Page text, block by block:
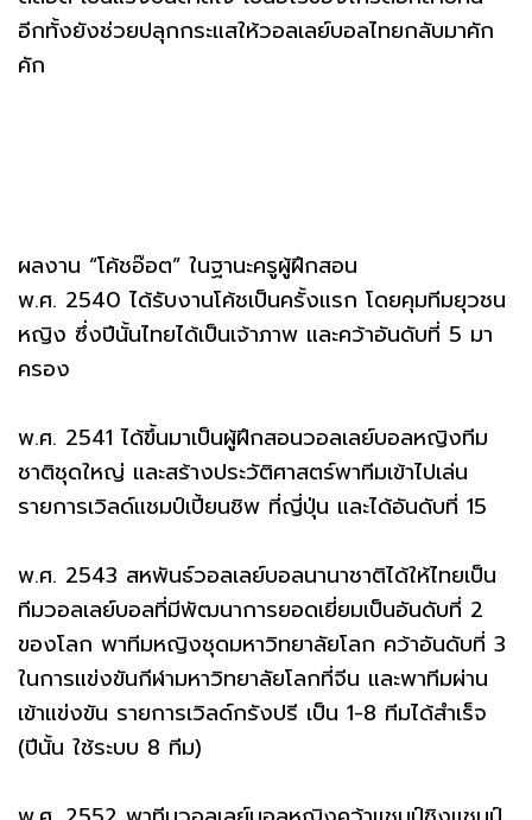
อีกทั้งยังช่วยปลุกกระแสให้วอลเลย์บอลไทยกลับมาคัก
คัก
ผลงาน “โค้ชอ๊อต” ในฐานะครูผู้ฝึกสอน
พ.ศ. 2540 ได้รับงานโค้ชเป็นครั้งแรก โดยคุมทีมยุวชน
หญิง ซึ่งปีนั้นไทยได้เป็นเจ้าภาพ และคว้าอันดับที่ 5 มา
ครอง
พ.ศ. 2541 ได้ขึ้นมาเป็นผู้ฝึกสอนวอลเลย์บอลหญิงทีม
ชาติชุดใหญ่ และสร้างประวัติศาสตร์พาทีมเข้าไปเล่น
รายการเวิลด์แชมป์เปี้ยนชิพ ที่ญี่ปุ่น และได้อันดับที่ 15
พ.ศ. 2543 สหพันธ์วอลเลย์บอลนานาชาติได้ให้ไทยเป็น
ทีมวอลเลย์บอลที่มีพัฒนาการยอดเยี่ยมเป็นอันดับที่ 2
ของโลก พาทีมหญิงชุดมหาวิทยาลัยโลก คว้าอันดับที่ 3
ในการแข่งขันกีฬามหาวิทยาลัยโลกที่จีน และพาทีมผ่าน
เข้าแข่งขัน รายการเวิลด์กรังปรี เป็น 1-8 ทีมได้สำเร็จ
(ปีนั้น ใช้ระบบ 8 ทีม)